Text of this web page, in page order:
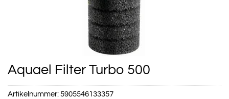
Aquael Filter Turbo 500
Artikelnummer: 5905546133357